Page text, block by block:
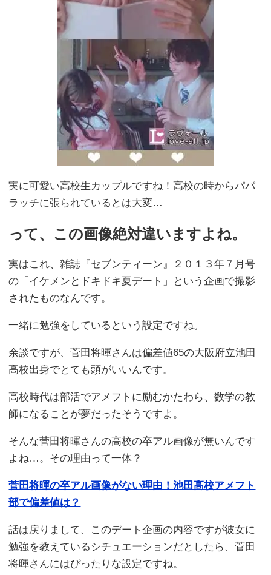
実に可愛い高校生カップルですね！高校の時からパパ
ラッチに張られているとは大変…
って、この画像絶対違いますよね。
実はこれ、雑誌『セブンティーン』２０１３年７月号
の「イケメンとドキドキ夏デート」という企画で撮影
されたものなんです。
一緒に勉強をしているという設定ですね。
余談ですが、菅田将暉さんは偏差値65の大阪府立池田
高校出身でとても頭がいいんです。
高校時代は部活でアメフトに励むかたわら、数学の教
師になることが夢だったそうですよ。
そんな菅田将暉さんの高校の卒アル画像が無いんです
よね…。その理由って一体？
菅田将暉の卒アル画像がない理由！池田高校アメフト
部で偏差値は？
話は戻りまして、このデート企画の内容ですが彼女に
勉強を教えているシチュエーションだとしたら、菅田
将暉さんにはぴったりな設定ですね。